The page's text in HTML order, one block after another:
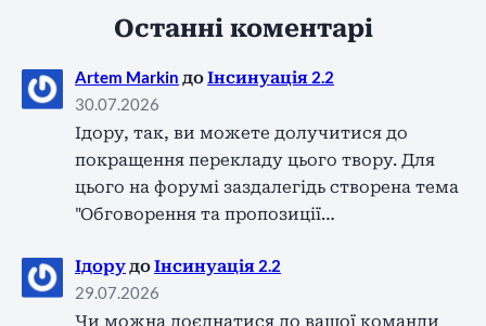
Останні коментарі
Artem Markin доІнсинуація 2.2
30.07.2026
Ідору, так, ви можете долучитися до
покращення перекладу цього твору. Для
цього на форумі заздалегідь створена тема
"Обговорення та пропозиції…
Ідору доІнсинуація 2.2
29.07.2026
Чи можна доєднатися до вашої команди